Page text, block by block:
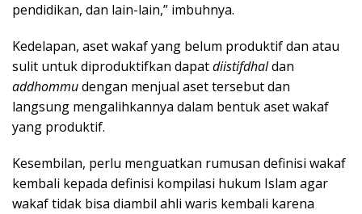
pendidikan, dan lain-lain,” imbuhnya.
Kedelapan, aset wakaf yang belum produktif dan atau
sulit untuk diproduktifkan dapatdiistifdhaldan
addhommudengan menjual aset tersebut dan
langsung mengalihkannya dalam bentuk aset wakaf
yang produktif.
Kesembilan, perlu menguatkan rumusan definisi wakaf
kembali kepada definisi kompilasi hukum Islam agar
wakaf tidak bisa diambil ahli waris kembali karena